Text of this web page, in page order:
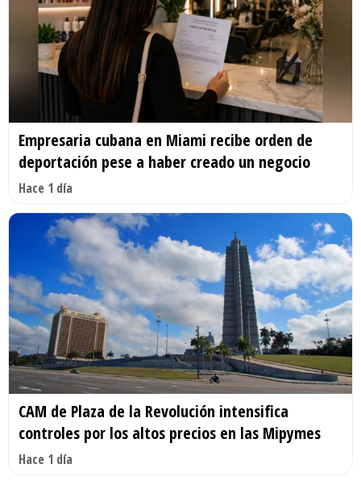
Empresaria cubana en Miami recibe orden de
deportación pese a haber creado un negocio
Hace 1 día
CAM de Plaza de la Revolución intensifica
controles por los altos precios en las Mipymes
Hace 1 día